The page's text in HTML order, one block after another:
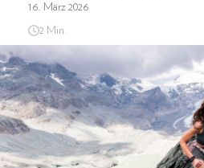
16. März 2026
2 Min.